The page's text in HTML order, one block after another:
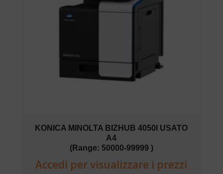
KONICA MINOLTA BIZHUB 4050I USATO
A4
(Range: 50000-99999 )
Accedi per visualizzare i prezzi